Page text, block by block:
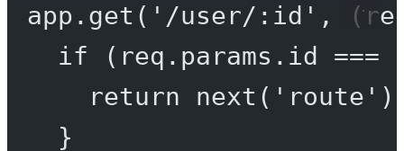
app. get ( '/user/:id' , (
if (req.params.id ===
return
next ( 'route'
}